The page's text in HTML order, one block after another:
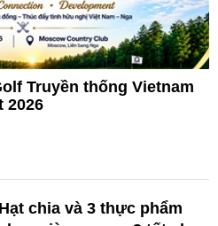
Truyền thống Vietnam
2026
Hạt chia và 3 thực phẩm